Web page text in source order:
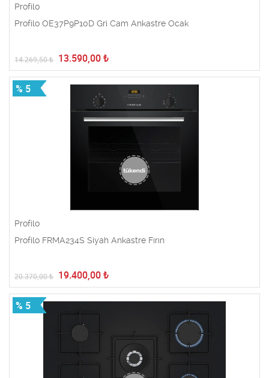
Profilo
Profilo OE37P9P10D Gri Cam Ankastre Ocak
14.269,50₺ 13.590,00 ₺
% 5
Profilo
Profilo FRMA234S Siyah Ankastre Fırın
20.370,00₺ 19.400,00 ₺
% 5